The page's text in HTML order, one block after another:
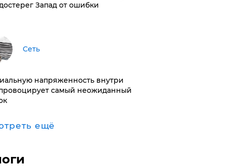
Запад от ошибки
Сеть
напряженность внутри
самый неожиданный
ещё